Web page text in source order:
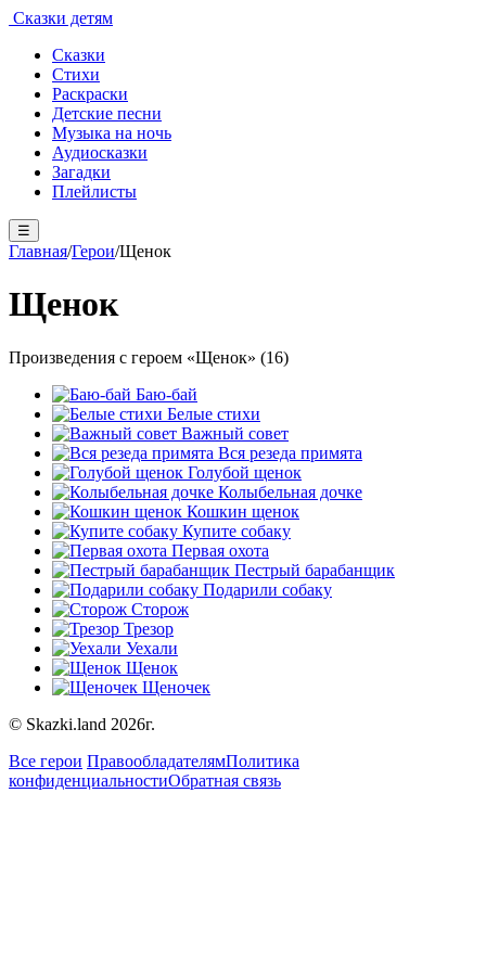
Сказки детям
Сказки
Стихи
Раскраски
Детские песни
Музыка на ночь
Аудиосказки
Загадки
Плейлисты
☰
Главная/Герои/Щенок
Щенок
Произведения с героем «Щенок» (16)
Баю-бай
Белые стихи
Важный совет
Вся резеда примята
Голубой щенок
Колыбельная дочке
Кошкин щенок
Купите собаку
Первая охота
Пестрый барабанщик
Подарили собаку
Сторож
Трезор
Уехали
Щенок
Щеночек
© Skazki.land 2026г.
Все герои ПравообладателямПолитика
конфиденциальностиОбратная связь